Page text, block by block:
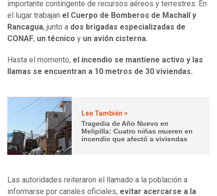
importante contingente de recursos aéreos y terrestres. En
el lugar trabajan el Cuerpo de Bomberos de Machalí y
Rancagua, junto a dos brigadas especializadas de
CONAF, un técnico y un avión cisterna.
Hasta el momento, el incendio se mantiene activo y las
llamas se encuentran a 10 metros de 30 viviendas.
Lee También >
Tragedia de Año Nuevo en
Melipilla: Cuatro niñas mueren en
incendio que afectó a viviendas
Las autoridades reiteraron el llamado a la población a
informarse por canales oficiales, evitar acercarse a la